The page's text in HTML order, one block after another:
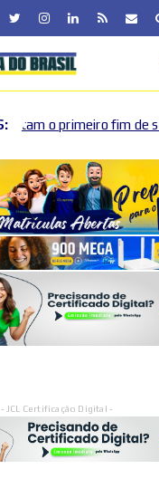
de agosto no DF
- JCL Certificação Digital -